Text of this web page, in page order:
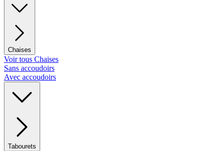
Chaises
Voir tous Chaises
Sans accoudoirs
Avec accoudoirs
Tabourets